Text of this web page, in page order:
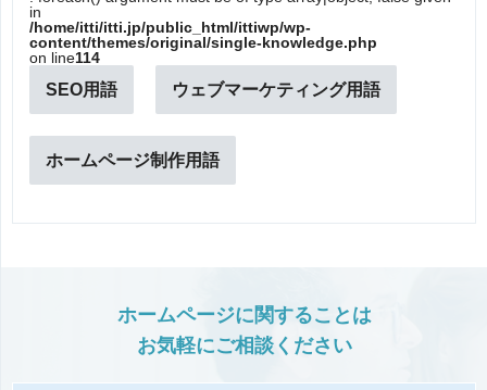
in
/home/itti/itti.jp/public_html/ittiwp/wp-
content/themes/original/single-knowledge.php
on line114
SEO用語 ウェブマーケティング用語
ホームページ制作用語
ホームページに関することは
お気軽にご相談ください